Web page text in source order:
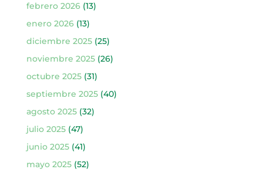
febrero 2026(13)
enero 2026(13)
diciembre 2025(25)
noviembre 2025(26)
octubre 2025(31)
septiembre 2025(40)
agosto 2025(32)
julio 2025(47)
junio 2025(41)
mayo 2025(52)